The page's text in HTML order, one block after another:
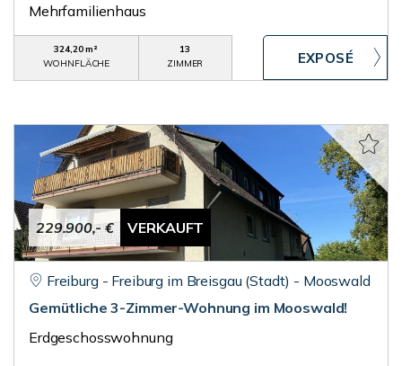
Mehrfamilienhaus
324,20 m²
WOHNFLÄCHE
13
ZIMMER
229.900,- € VERKAUFT
Freiburg - Freiburg im Breisgau (Stadt) - Mooswald
Gemütliche 3-Zimmer-Wohnung im Mooswald!
Erdgeschosswohnung